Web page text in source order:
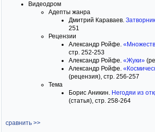
Видеодром
Адепты жанра
Дмитрий Караваев. Затворник
251
Рецензии
Александр Ройфе.
стр. 252-253
Александр Ройфе. «Жуки»
Александр Ройфе.
(рецензия), стр. 256-257
Тема
Борис Аникин. Негодяи из
(статья), стр. 258-264
сравнить >>